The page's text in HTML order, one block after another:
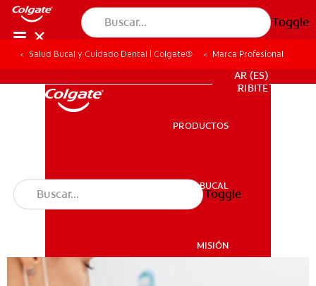
Toggle
SALUD BUCAL
PARA PROFESIONALES
AR (ES)
SUSCRIBITE
PRODUCTOS
SALUD BUCAL
MISIÓN
CHEQUEO DE SALUD BUCAL
Toggle
Salud Bucal y Cuidado Dental | Colgate® Marca Profesional